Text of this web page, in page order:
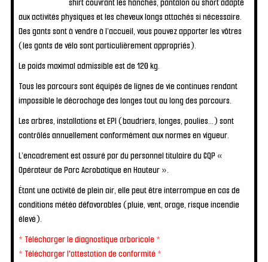
shirt couvrant les hanches, pantalon ou short adapté
aux activités physiques et les cheveux longs attachés si nécessaire.
Des gants sont à vendre à l’accueil, vous pouvez apporter les vôtres
(les gants de vélo sont particulièrement appropriés).
Le poids maximal admissible est de 120 kg.
Tous les parcours sont équipés de lignes de vie continues rendant
impossible le décrochage des longes tout au long des parcours.
Les arbres, installations et EPI (baudriers, longes, poulies...) sont
contrôlés annuellement conformément aux normes en vigueur.
L’encadrement est assuré par du personnel titulaire du CQP «
Opérateur de Parc Acrobatique en Hauteur ».
Étant une activité de plein air, elle peut être interrompue en cas de
conditions météo défavorables (pluie, vent, orage, risque incendie
élevé).
* Télécharger le diagnostique arboricole *
* Télécharger l'attestation de conformité *